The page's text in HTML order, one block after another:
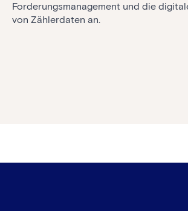
Forderungsmanagement und die
von Zählerdaten an.